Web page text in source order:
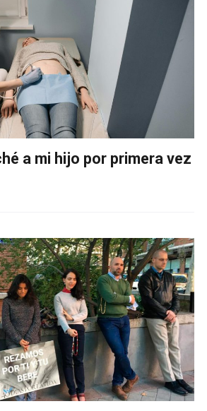
a mi hijo por primera vez